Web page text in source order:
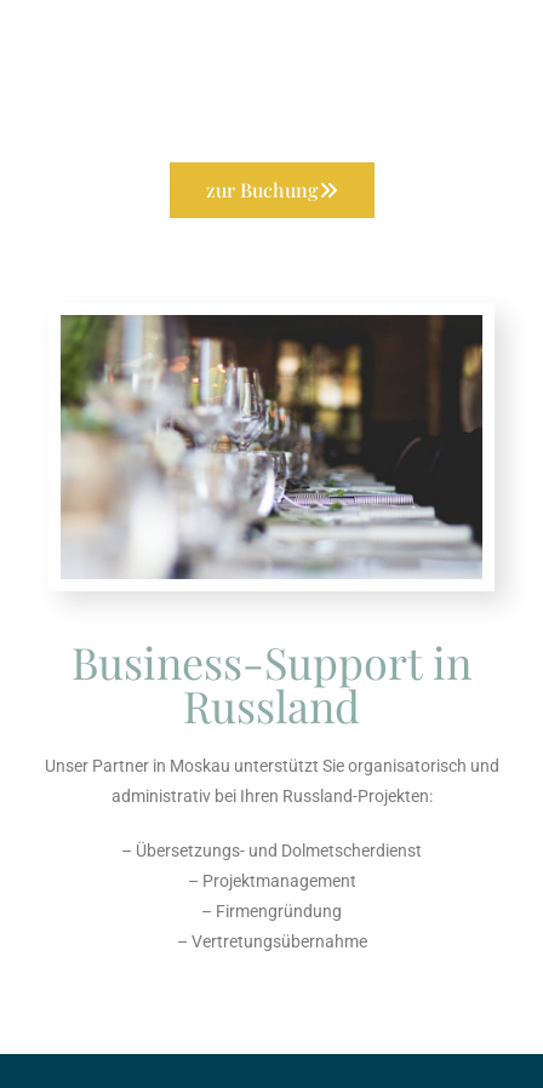
zur Buchung
Business-Support in
Russland
Unser Partner in Moskau unterstützt Sie organisatorisch und
administrativ bei Ihren Russland-Projekten:
– Übersetzungs- und Dolmetscherdienst
– Projektmanagement
– Firmengründung
– Vertretungsübernahme